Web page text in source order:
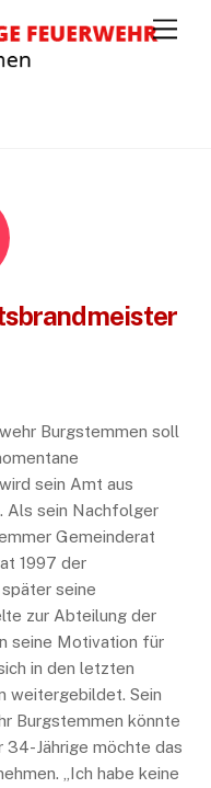
M
e
Burgstemmen soll
sein Amt aus
Als sein Nachfolger
Gemeinderat
1997 der
seine
zur Abteilung der
seine Motivation für
in den letzten
weitergebildet. Sein
Burgstemmen könnte
34-Jährige möchte das
„Ich habe keine